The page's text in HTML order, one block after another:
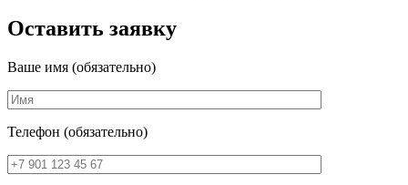
Оставить заявку
Ваше имя (обязательно)
Телефон (обязательно)